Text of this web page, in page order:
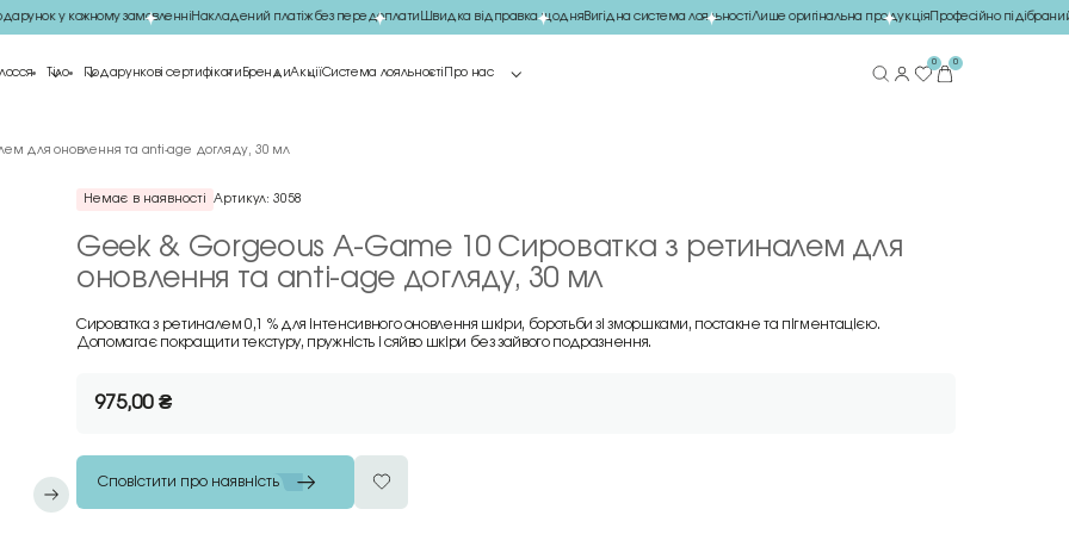
у кожному замовленніНакладений платіж без передоплатиШвидка відправка щодня Вигідна система лояльностіЛише оригінальна продукціяПрофесійно підібраний
Тіло Подарункові сертифікати БрендиАкціїСистема лояльності Про нас
0 0
для оновлення та anti-age догляду, 30 мл
Немає в наявності Артикул: 3058
Geek & Gorgeous A-Game 10 Сироватка з ретиналем для
оновлення та anti-age догляду, 30 мл
Сироватка з ретиналем 0,1 % для інтенсивного оновлення шкіри, боротьби зі зморшками, постакне та пігментацією.
Допомагає покращити текстуру, пружність і сяйво шкіри без зайвого подразнення.
975,00₴
Сповістити про наявність